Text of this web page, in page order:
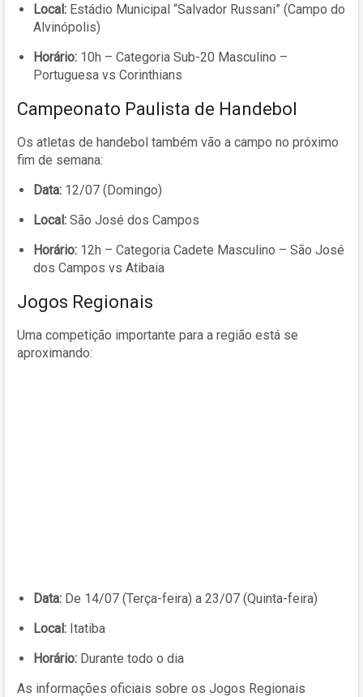
Local: Estádio Municipal “Salvador Russani” (Campo do
Alvinópolis)
Horário: 10h – Categoria Sub-20 Masculino –
Portuguesa vs Corinthians
Campeonato Paulista de Handebol
Os atletas de handebol também vão a campo no próximo
fim de semana:
Data: 12/07 (Domingo)
Local: São José dos Campos
Horário: 12h – Categoria Cadete Masculino – São José
dos Campos vs Atibaia
Jogos Regionais
Uma competição importante para a região está se
aproximando:
Data: De 14/07 (Terça-feira) a 23/07 (Quinta-feira)
Local: Itatiba
Horário: Durante todo o dia
As informações oficiais sobre os Jogos Regionais